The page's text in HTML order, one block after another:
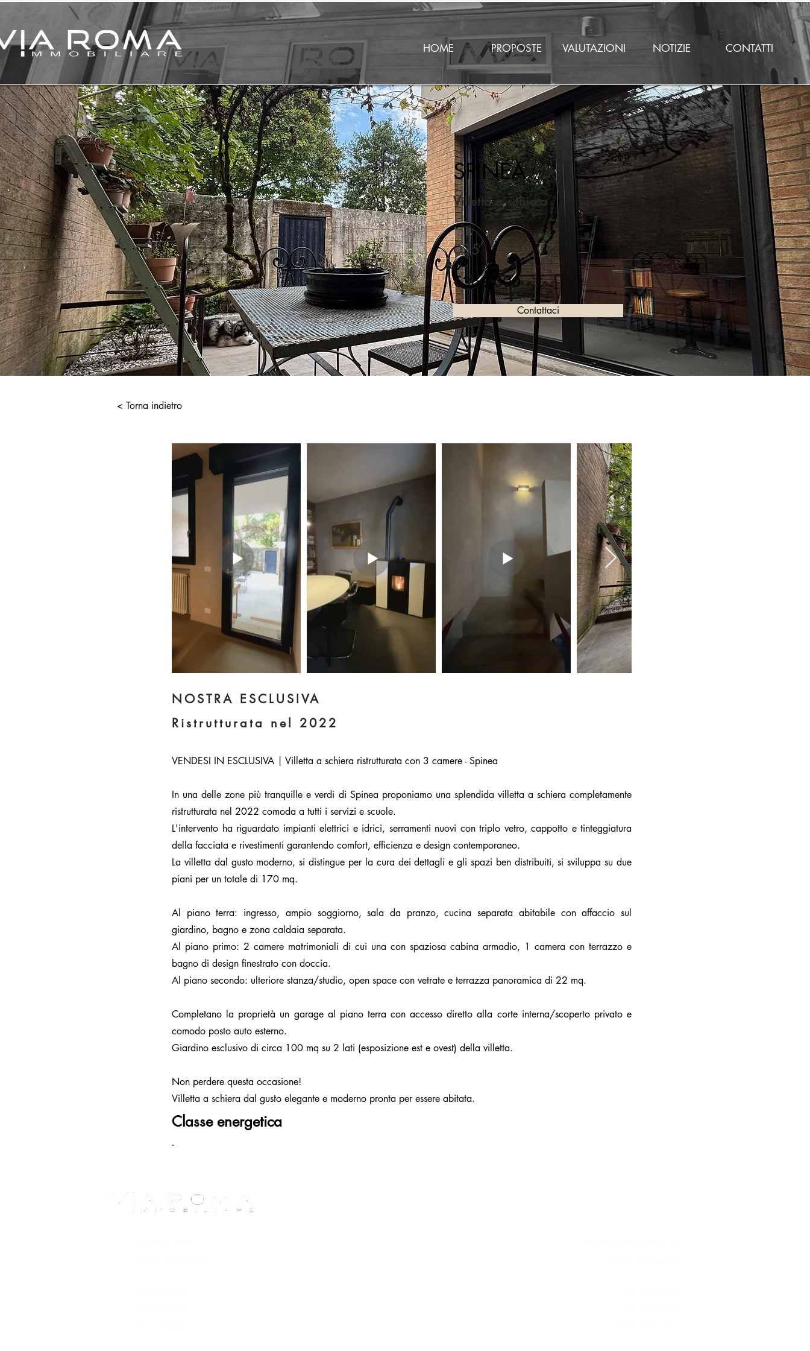
HOME PROPOSTE VALUTAZIONI NOTIZIE CONTATTI
SPINEA
Villetta a schiera
Rif.
035
€368.000
Contattaci
< Torna indietro
NOSTRA ESCLUSIVA
Ristrutturata nel 2022
VENDESI IN ESCLUSIVA | Villetta a schiera ristrutturata con 3 camere - Spinea
In una delle zone più tranquille e verdi di Spinea proponiamo una splendida villetta a schiera completamente
ristrutturata nel 2022 comoda a tutti i servizi e scuole.
L'intervento ha riguardato impianti elettrici e idrici, serramenti nuovi con triplo vetro, cappotto e tinteggiatura
della facciata e rivestimenti garantendo comfort, efficienza e design contemporaneo.
La villetta dal gusto moderno, si distingue per la cura dei dettagli e gli spazi ben distribuiti, si sviluppa su due
piani per un totale di 170 mq.
Al piano terra: ingresso, ampio soggiorno, sala da pranzo, cucina separata abitabile con affaccio sul
giardino, bagno e zona caldaia separata.
Al piano primo: 2 camere matrimoniali di cui una con spaziosa cabina armadio, 1 camera con terrazzo e
bagno di design finestrato con doccia.
Al piano secondo: ulteriore stanza/studio, open space con vetrate e terrazza panoramica di 22 mq.
Completano la proprietà un garage al piano terra con accesso diretto alla corte interna/scoperto privato e
comodo posto auto esterno.
Giardino esclusivo di circa 100 mq su 2 lati (esposizione est e ovest) della villetta.
Non perdere questa occasione!
Villetta a schiera dal gusto elegante e moderno pronta per essere abitata.
Classe energetica
-